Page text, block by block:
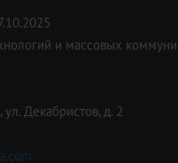
и массовых
Декабристов, д. 2